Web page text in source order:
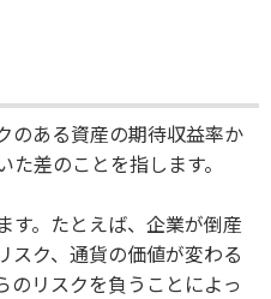
のある資産の期待収益率か
差のことを指します。
す。たとえば、企業が倒産
スク、通貨の価値が変わる
のリスクを負うことによっ